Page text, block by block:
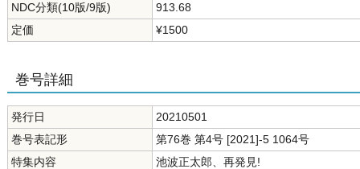
NDC分類(10版/9版)
913.68
定価
¥1500
巻号詳細
発行日
20210501
巻号表記形
第76巻 第4号 [2021]-5 1064号
特集内容
池波正太郎、再発見!